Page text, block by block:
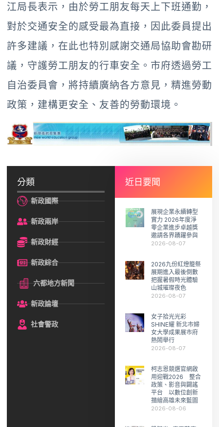
江局長表示，由於勞工朋友每天上下班通勤，
對於交通安全的感受最為直接，因此委員提出
許多建議，在此也特別感謝交通局協助會勘研
議，守護勞工朋友的行車安全。市府透過勞工
自治委員會，將持續廣納各方意見，精進勞動
政策，建構更安全、友善的勞動環境。
分類
新政國際
新政兩岸
新政財經
新政綜合
六都地方新聞
新政論壇
社會警政
近日要聞
展現企業永續轉型
實力 2026年度淨
零企業進步卓越獎
邀請各界踴躍參與
2026-08-07
2026九份紅燈籠祭
展期進入最後倒數
把握暑假時光體驗
山城璀璨夜色
2026-08-07
女子拾光光彩
SHINE耀 新北市婦
女大學成果展市府
熱鬧舉行
2026-08-07
柯志恩競選官網啟
用迎戰2026 整合
政策、影音與闢謠
平台 以數位創新
描繪高雄未來藍圖
2026-08-06